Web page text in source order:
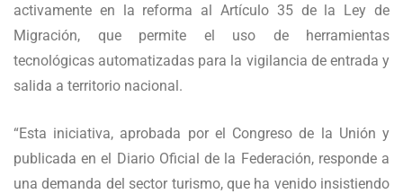
activamente en la reforma al Artículo 35 de la Ley de
Migración, que permite el uso de herramientas
tecnológicas automatizadas para la vigilancia de entrada y
salida a territorio nacional.
“Esta iniciativa, aprobada por el Congreso de la Unión y
publicada en el Diario Oficial de la Federación, responde a
una demanda del sector turismo, que ha venido insistiendo